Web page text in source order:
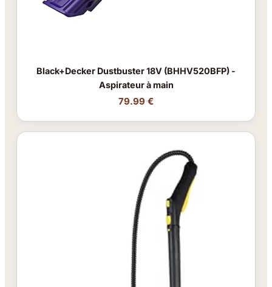
Black+Decker Dustbuster 18V (BHHV520BFP) -
Aspirateur à main
79.99 €